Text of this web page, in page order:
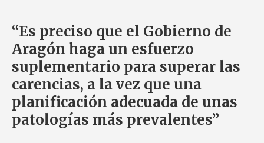
“Es preciso que el Gobierno de
Aragón haga un esfuerzo
suplementario para superar las
carencias, a la vez que una
planificación adecuada de unas
patologías más prevalentes”